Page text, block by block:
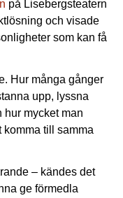
på Lisebergsteatern
och visade
som kan få
Hur många gånger
upp, lyssna
hur mycket man
komma till samma
– kändes det
ge förmedla